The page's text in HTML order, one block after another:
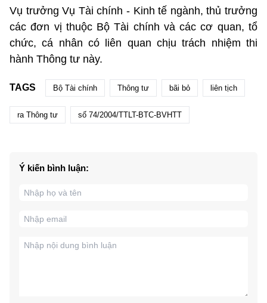
Vụ trưởng Vụ Tài chính - Kinh tế ngành, thủ trưởng
các đơn vị thuộc Bộ Tài chính và các cơ quan, tổ
chức, cá nhân có liên quan chịu trách nhiệm thi
hành Thông tư này.
TAGS Bộ Tài chính Thông tư bãi bỏ liên tịch
ra Thông tư số 74/2004/TTLT-BTC-BVHTT
Ý kiến bình luận: